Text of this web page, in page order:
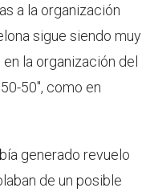
a la organización
sigue siendo muy
la organización del
50", como en
generado revuelo
de un posible